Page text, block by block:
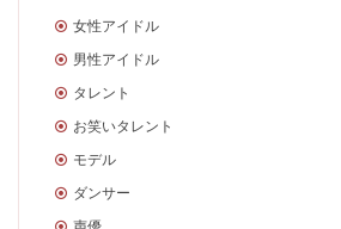
女性アイドル
男性アイドル
タレント
お笑いタレント
モデル
ダンサー